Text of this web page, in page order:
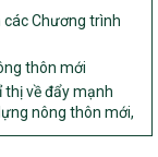
thôn mới
về đẩy mạnh
nông thôn mới,
vùng đồng bào
trên địa bàn tỉnh